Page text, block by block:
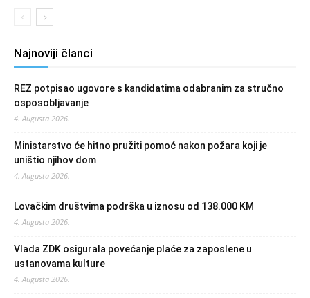
Najnoviji članci
REZ potpisao ugovore s kandidatima odabranim za stručno
osposobljavanje
4. Augusta 2026.
Ministarstvo će hitno pružiti pomoć nakon požara koji je
uništio njihov dom
4. Augusta 2026.
Lovačkim društvima podrška u iznosu od 138.000 KM
4. Augusta 2026.
Vlada ZDK osigurala povećanje plaće za zaposlene u
ustanovama kulture
4. Augusta 2026.